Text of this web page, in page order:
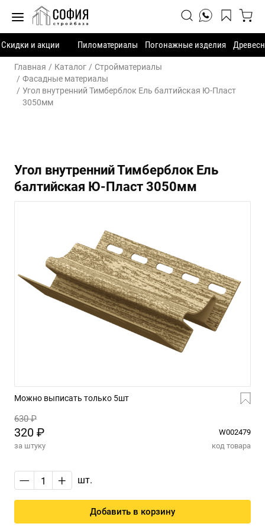
Скидки и акции Пиломатериалы Погонажные изделия
Главная Каталог
Стройматериалы
Фасадные материалы
Угол внутренний Тимберблок Ель балтийская Ю-Пласт
3050мм
Угол внутренний Тимберблок Ель
балтийская Ю-Пласт 3050мм
Можно выписать только 5шт
630 ₽
320 ₽
W002479
за штуку
код товара
— + шт.
Добавить в корзину